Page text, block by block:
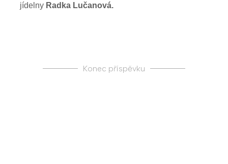
jídelny Radka Lučanová.
Konec příspěvku